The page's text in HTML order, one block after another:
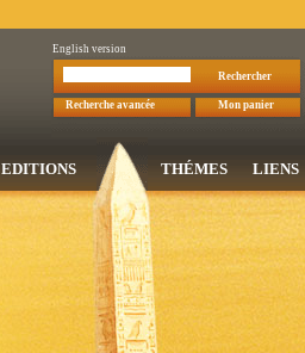
English version
Rechercher
Recherche avancée Mon panier
EDITIONS THÉMES LIENS